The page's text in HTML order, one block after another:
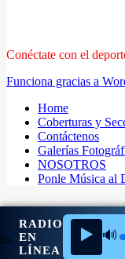
RADIO
EN
LÍNEA
▶️ 🔊
Conéctate con el
Funciona gracias a
Home
Coberturas y
Contáctenos
Galerías
NOSOTROS
Ponle Música al